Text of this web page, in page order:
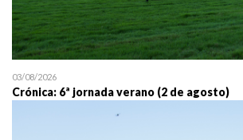
03/08/2026
Crónica: 6ª jornada verano (2 de agosto)